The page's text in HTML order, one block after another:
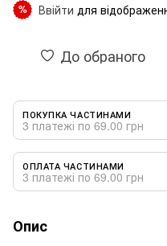
% Ввійти для
До обраного
ПОКУПКА ЧАСТИНАМИ
3 платежі по 69.00 грн
ОПЛАТА ЧАСТИНАМИ
3 платежі по 69.00 грн
Опис